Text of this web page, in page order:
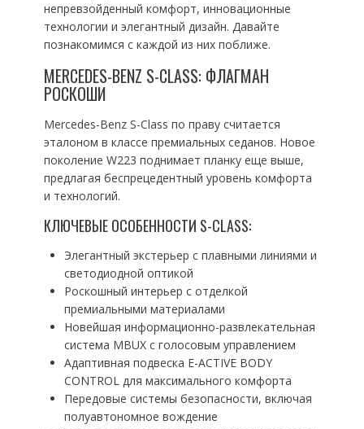
непревзойденный комфорт, инновационные
технологии и элегантный дизайн. Давайте
познакомимся с каждой из них поближе.
MERCEDES-BENZ S-CLASS: ФЛАГМАН
РОСКОШИ
Mercedes-Benz S-Class по праву считается
эталоном в классе премиальных седанов. Новое
поколение W223 поднимает планку еще выше,
предлагая беспрецедентный уровень комфорта
и технологий.
КЛЮЧЕВЫЕ ОСОБЕННОСТИ S-CLASS:
Элегантный экстерьер с плавными линиями и
светодиодной оптикой
Роскошный интерьер с отделкой
премиальными материалами
Новейшая информационно-развлекательная
система MBUX с голосовым управлением
Адаптивная подвеска E-ACTIVE BODY
CONTROL для максимального комфорта
Передовые системы безопасности, включая
полуавтономное вождение